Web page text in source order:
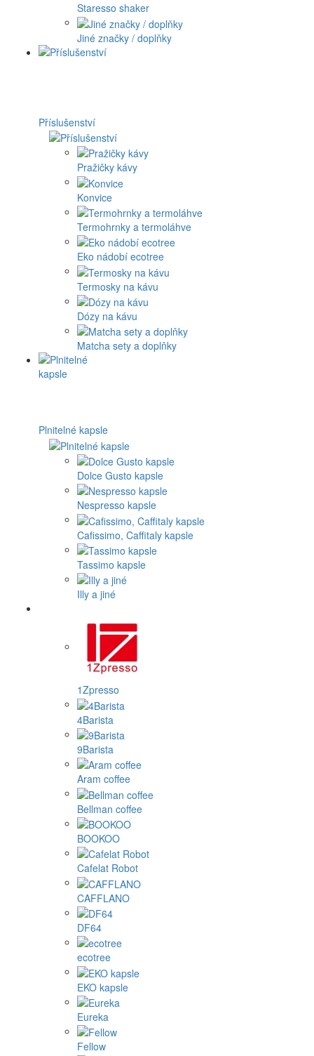
Staresso shaker
Jiné značky / doplňky
Příslušenství
Pražičky kávy
Konvice
Termohrnky a termoláhve
Eko nádobí ecotree
Termosky na kávu
Dózy na kávu
Matcha sety a doplňky
Plnitelné kapsle
Dolce Gusto kapsle
Nespresso kapsle
Cafissimo, Caffitaly kapsle
Tassimo kapsle
Illy a jiné
1Zpresso
4Barista
9Barista
Aram coffee
Bellman coffee
BOOKOO
Cafelat Robot
CAFFLANO
DF64
ecotree
EKO kapsle
Eureka
Fellow